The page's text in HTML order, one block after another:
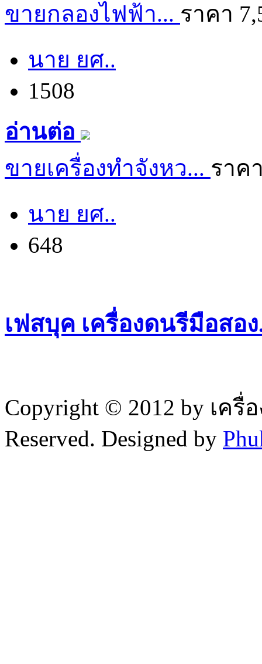
ขายกลองไฟฟ้า... ราคา
นาย ยศ..
1508
อ่านต่อ
ขายเครื่องทำจังหว... ราค
นาย ยศ..
648
เฟสบุค เครื่องดนรีมือสอง
Copyright © 2012 by เค
Reserved. Designed by